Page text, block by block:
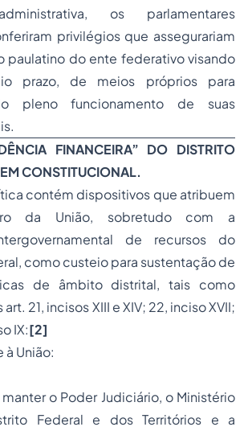
os parlamentares
privilégios que assegurariam
paulatino do ente federativo visando
prazo, de meios próprios para
pleno funcionamento de suas
FINANCEIRA” DO DISTRITO
CONSTITUCIONAL.
contém dispositivos que atribuem
da União, sobretudo com a
de recursos do
como custeio para sustentação de
de âmbito distrital, tais como
21, incisos XIII e XIV; 22, inciso XVII;
IX:[2]
à União:
o Poder Judiciário, o Ministério
Federal e dos Territórios e a